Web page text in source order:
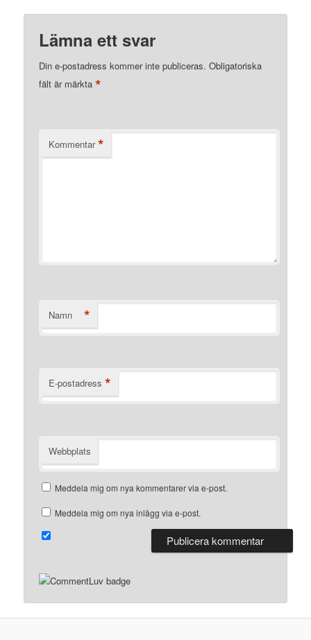
Lämna ett svar
Din e-postadress kommer inte publiceras. Obligatoriska
fält är märkta*
Kommentar *
Namn *
E-postadress *
Webbplats
Meddela mig om nya kommentarer via e-post.
Meddela mig om nya inlägg via e-post.